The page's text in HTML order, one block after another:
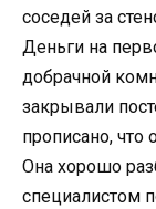
соседей за
Деньги на
добрачной
закрывали
прописано,
Она хорошо
специалистом